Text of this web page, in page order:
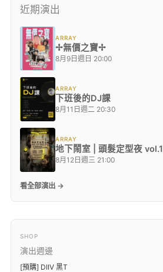
近期演出
ARRAY
✢無價之寶✢
8月9日週日 20:00
ARRAY
下班後的DJ課
8月11日週二 20:30
ARRAY
地下鬧室 | 頭髮定型夜 vol.1
8月12日週三 21:00
看全部演出 →
SHOP
演出週邊
[預購] DIIV 黑T